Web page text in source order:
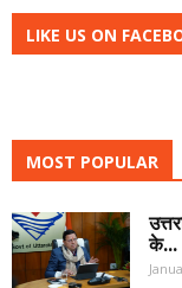
LIKE US ON
MOST POPULAR
के...